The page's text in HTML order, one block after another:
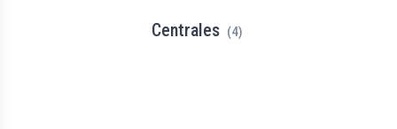
Centrales (4)